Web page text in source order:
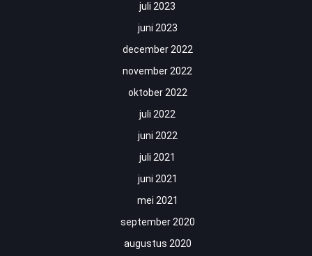
juli 2023
juni 2023
december 2022
november 2022
oktober 2022
juli 2022
juni 2022
juli 2021
juni 2021
mei 2021
september 2020
augustus 2020